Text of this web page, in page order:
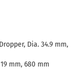
Dia. 34.9 mm,
mm, 680 mm